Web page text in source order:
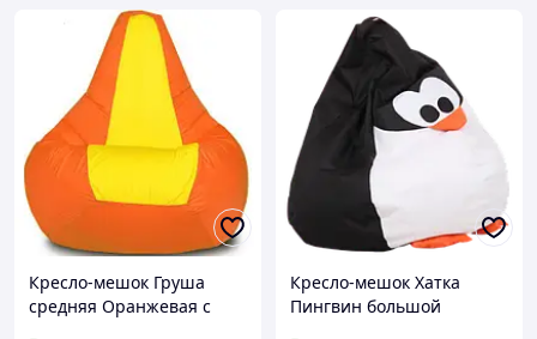
Кресло-мешок Груша
средняя Оранжевая с
Кресло-мешок Хатка
Пингвин большой